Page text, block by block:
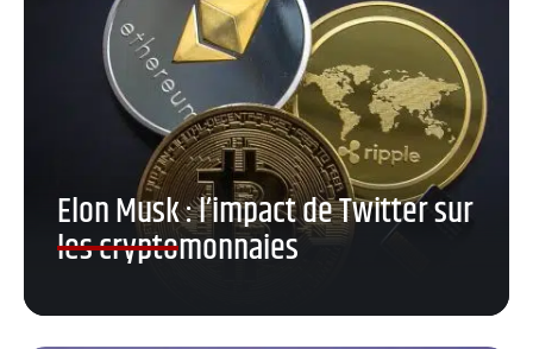
Elon Musk : l’impact de Twitter sur
les cryptomonnaies